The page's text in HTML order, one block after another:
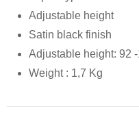
Adjustable height
Satin black finish
Adjustable height: 92
Weight : 1,7 Kg